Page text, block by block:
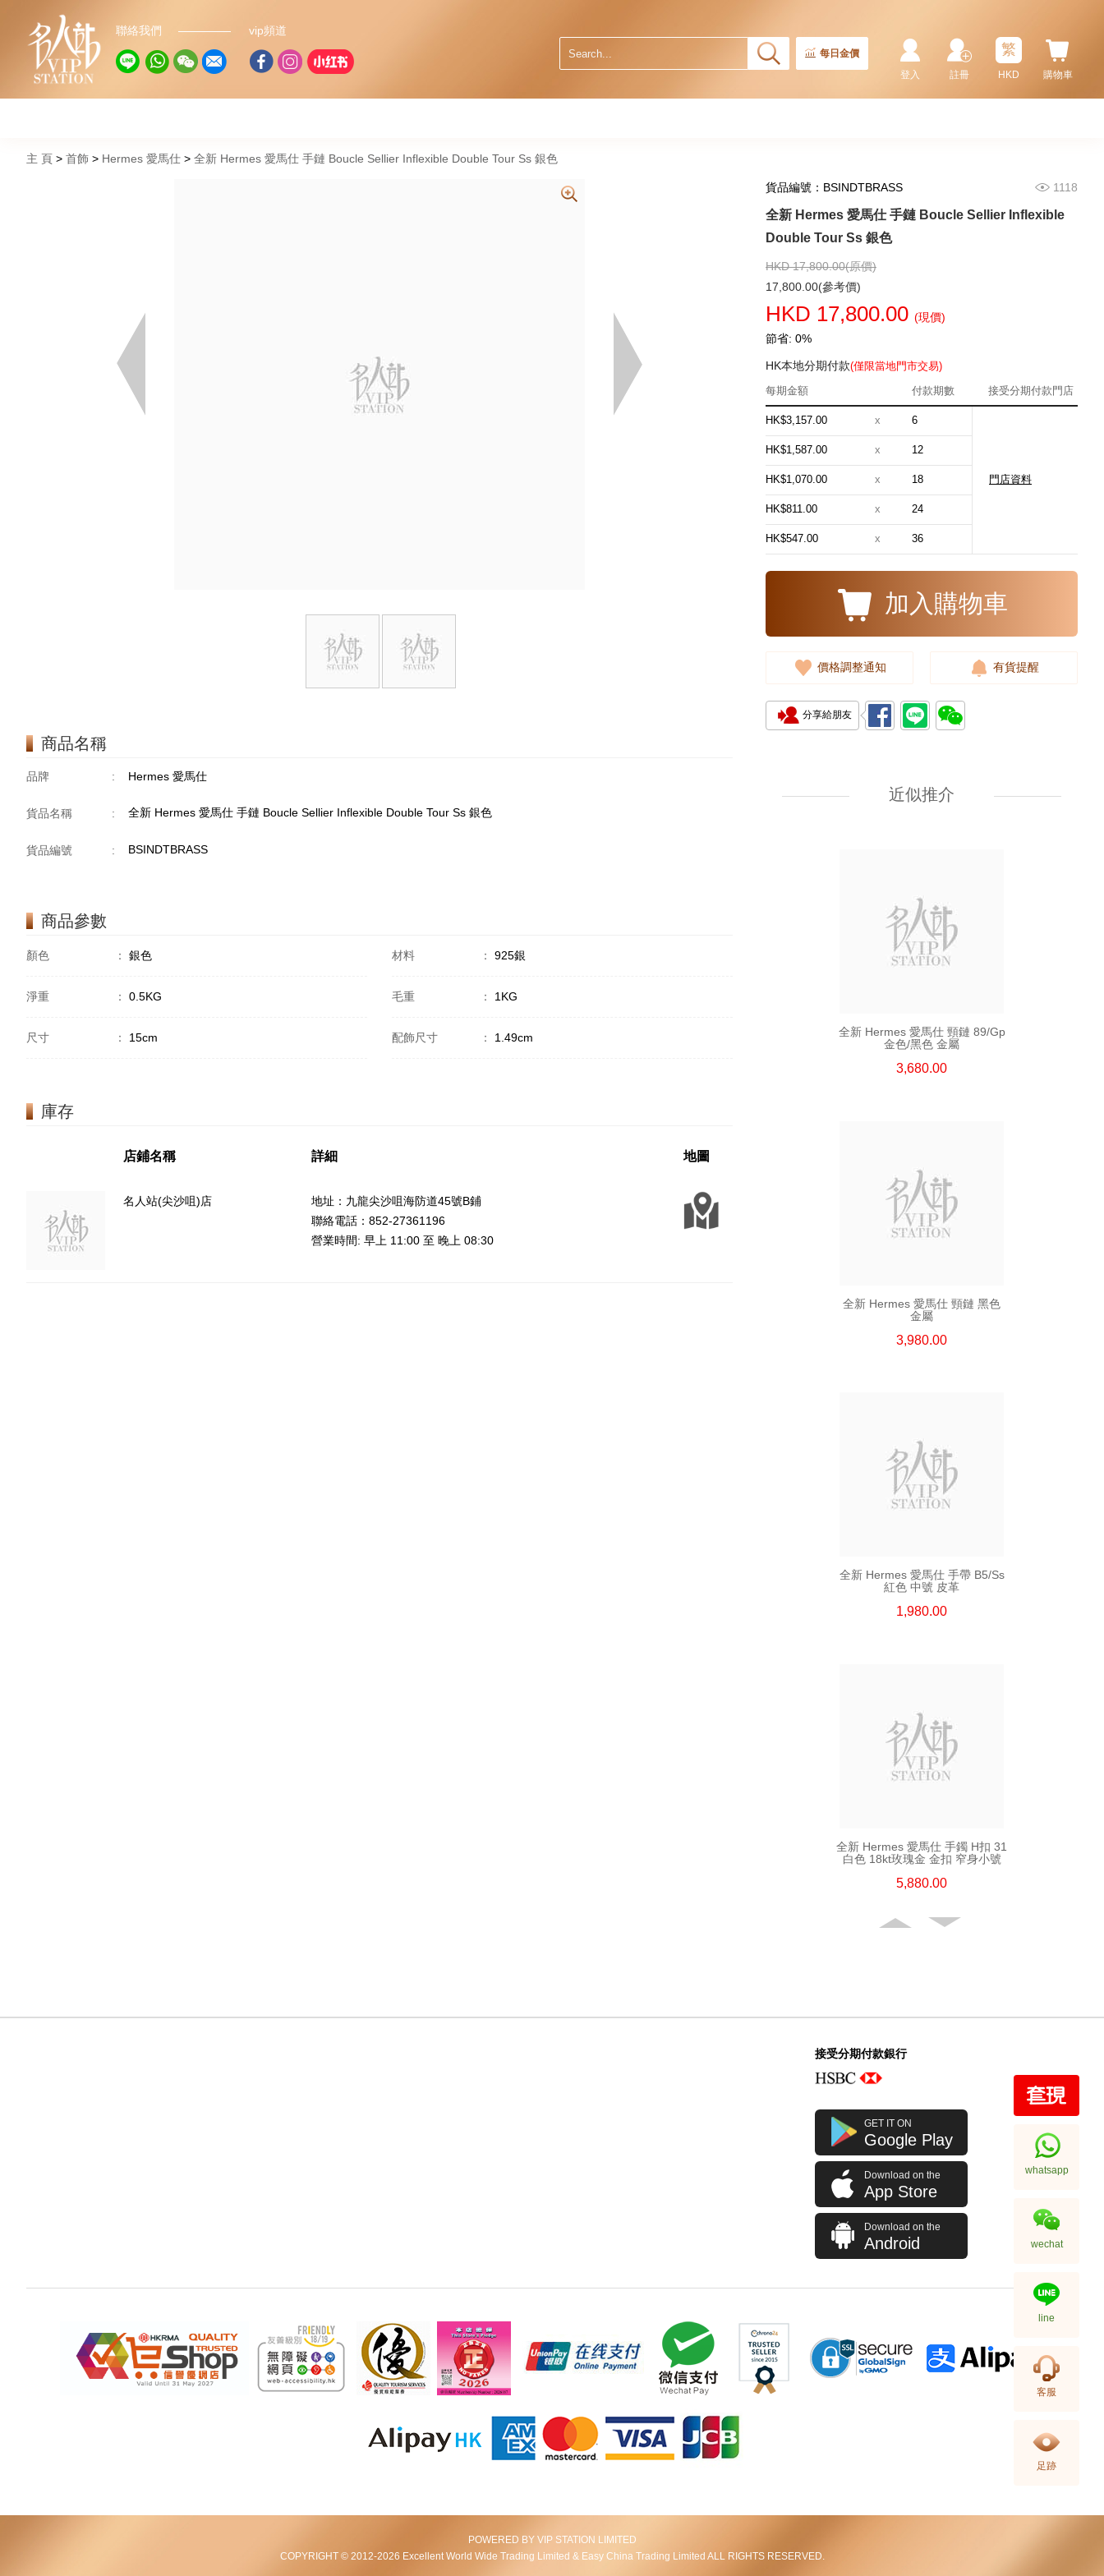
聯絡我們 vip頻道
每日金價
購物車
繁
HKD
註冊
登入
主 頁 首飾 Hermes 愛馬仕 全新 Hermes 愛馬仕 手鏈 Boucle Sellier Inflexible Double Tour Ss 銀色
商品名稱
品牌 : Hermes 愛馬仕
貨品名稱 : 全新 Hermes 愛馬仕 手鏈 Boucle Sellier Inflexible Double Tour Ss 銀色
貨品編號 : BSINDTBRASS
商品參數
顏色 ： 銀色 材料 ： 925銀
淨重 ： 0.5KG 毛重 ： 1KG
尺寸 ： 15cm 配飾尺寸 ： 1.49cm
庫存
店鋪名稱 詳細 地圖
名人站(尖沙咀)店
地址：九龍尖沙咀海防道45號B鋪
聯絡電話：852-27361196
營業時間: 早上 11:00 至 晚上 08:30
貨品編號：BSINDTBRASS 1118
全新 Hermes 愛馬仕 手鏈 Boucle Sellier Inflexible
Double Tour Ss 銀色
HKD 17,800.00(原價)
17,800.00(參考價)
HKD 17,800.00 (現價)
節省: 0%
HK本地分期付款(僅限當地門市交易)
每期金額
付款期數 接受分期付款門店
HK$3,157.00 x 6
門店資料
HK$1,587.00 x 12
HK$1,070.00 x 18
HK$811.00 x 24
HK$547.00 x 36
加入購物車
價格調整通知 有貨提醒
分享給朋友
近似推介
全新 Hermes 愛馬仕 頸鏈 Mini H
Logo Gp/B3 藍色 圓型 金屬
全新 Hermes 愛馬仕 頸鏈 Mini H
4,680.00
4,380.00
全新 Hermes 愛馬仕 頸鏈 89/Gp
金色/黑色 金屬
3,680.00
全新 Hermes 愛馬仕 頸鏈 黑色
金屬
3,980.00
全新 Hermes 愛馬仕 手帶 B5/Ss
紅色 中號 皮革
1,980.00
全新 Hermes 愛馬仕 手鐲 H扣 31
白色 18kt玫瑰金 金扣 窄身小號
5,880.00
全新 Hermes 愛馬仕 頸鏈 Mini H
Logo Gp/5j 桃紅色 圓型 金屬
4,380.00
接受分期付款銀行
GET IT ON
Google Play
Download on the
App Store
Download on the
Android
POWERED BY VIP STATION LIMITED
COPYRIGHT © 2012-2026 Excellent World Wide Trading Limited & Easy China Trading Limited ALL RIGHTS RESERVED.
whatsapp
wechat
line
客服
足跡